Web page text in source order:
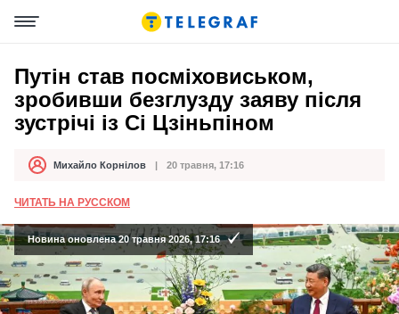
Путін став посміховиськом,
зробивши безглузду заяву після
зустрічі із Сі Цзіньпіном
АвторМихайло Корнілов
Дата публікації 20 травня, 17:16
ЧИТАТЬ НА РУССКОМ
Новина оновлена 20 травня 2026, 17:16